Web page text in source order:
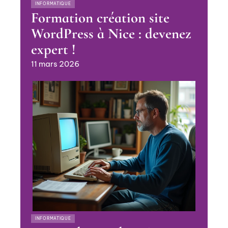
INFORMATIQUE
Formation création site
WordPress à Nice : devenez
expert !
11 mars 2026
INFORMATIQUE